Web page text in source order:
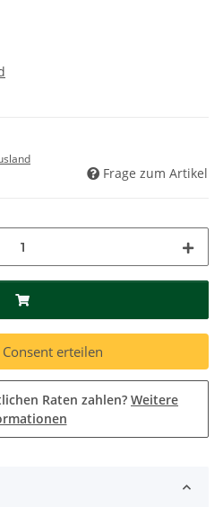
Frage zum Artikel
Consent erteilen
Raten zahlen? Weitere